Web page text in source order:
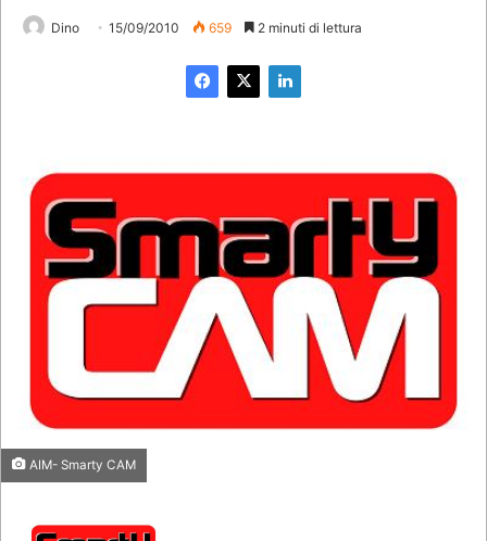
Dino 15/09/2010 659 2 minuti di lettura
AIM- Smarty CAM